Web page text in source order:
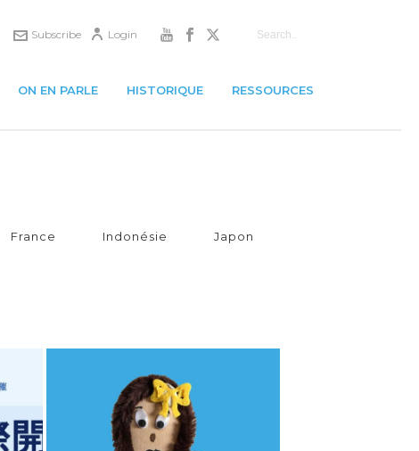
Login
Subscribe
ON EN PARLE HISTORIQUE RESSOURCES
France Indonésie Japon
À L’ÉCOLE MATERNELLE,
FRANCE